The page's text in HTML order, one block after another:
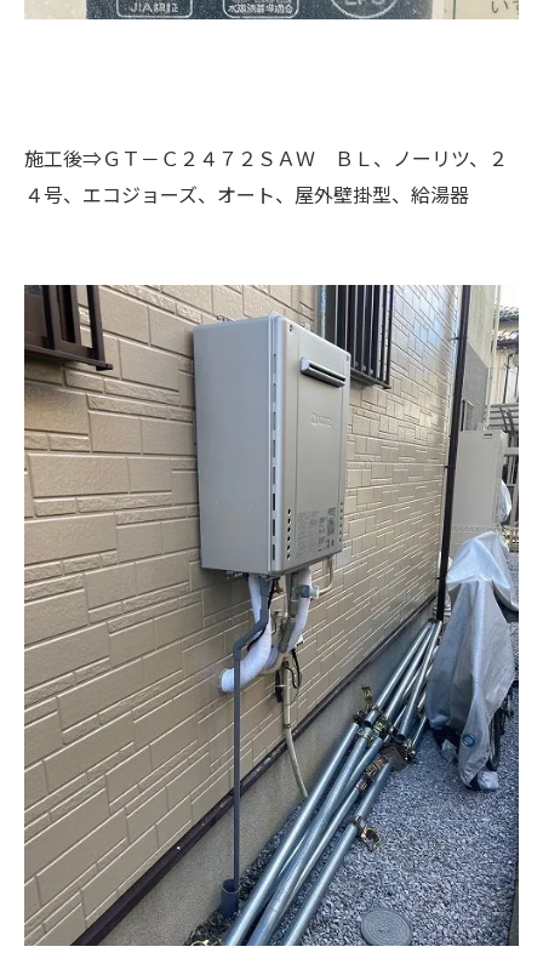
施工後⇒ＧＴ－Ｃ２４７２ＳＡＷ ＢＬ、ノーリツ、２
４号、エコジョーズ、オート、屋外壁掛型、給湯器